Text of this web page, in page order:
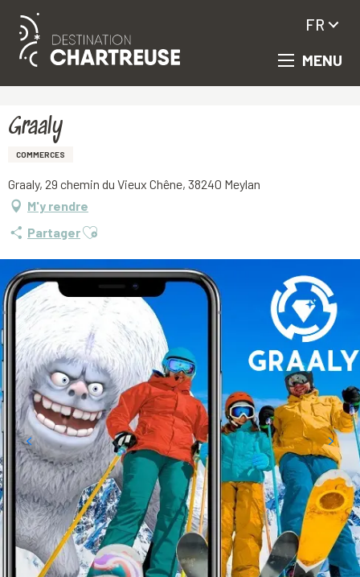
Aller
principal
MENU
FR
Graaly
COMMERCES
Graaly, 29 chemin du Vieux Chêne, 38240 Meylan
M'y rendre
PartagerAjouter aux favoris